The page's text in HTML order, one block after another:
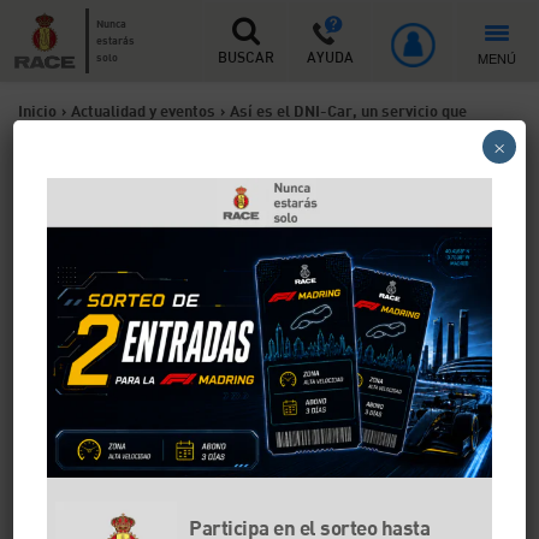
Nunca
estarás
solo
BUSCAR AYUDA MENÚ
Inicio > Actualidad y eventos > Así es el DNI-Car, un servicio que
permite tener la documentación de un coche de alquiler en el móvil
Así es el DNI-Car, un
servicio que permite tener
la documentación de un
coche de alquiler en el móvil
Para intentar evitar el robo de entre 6.000 y 12.000
coches de alquiler en España, FENEVAL, en
colaboración con la DGT, ha desarrollado un servicio
documentación del vehículo para así no llevarla en
Participa en el sorteo hasta
×